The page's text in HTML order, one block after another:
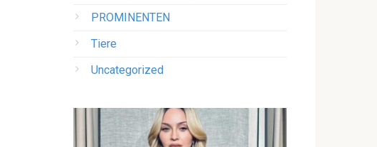
PROMINENTEN
Tiere
Uncategorized